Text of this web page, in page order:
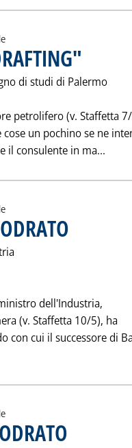
di studi di Palermo
petrolifero (v. Staffetta
un pochino se ne
il consulente in ma...
dell'Industria,
(v. Staffetta 10/5), ha
con cui il successore di